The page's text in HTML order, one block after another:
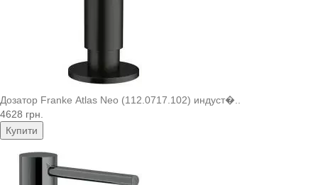
Дозатор Franke Atlas Neo (112.0717.102) индуст�..
4628 грн.
Купити